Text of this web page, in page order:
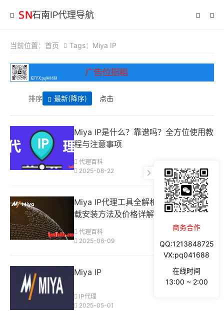
石南IP代理导航
当前位置： 首页 Tags：Miya IP
排序 最新(降序) 点击
Miya IP是什么？靠谱吗？全方位使用教
程与注意事项
代理百科
2025-08-22
Miya IP代理工具全解析：功能介绍、下
载安装方法及价格详解
代理百科
2025-06-09
Miya IP
IP代理
2025-05-01
商务合作
QQ:1213848725
VX:pq041688
在线时间
13:00 ~ 2:00